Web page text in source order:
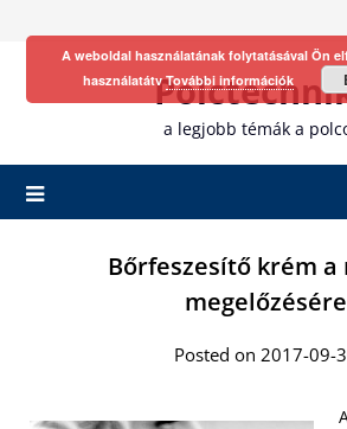
a legjobb témák a
Bőrfeszesítő krém a
megelőzésére
Posted on 2017-09-
A weboldal használatának folytatásával Ön
használatátvTovábbi információk